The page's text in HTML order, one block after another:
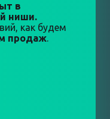
в
ниши.
как будем
продаж.